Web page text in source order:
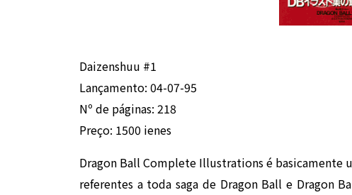
Daizenshuu #1
Lançamento: 04-07-95
Nº de páginas: 218
Preço: 1500 ienes
Dragon Ball Complete Illustrations é basicamente
referentes a toda saga de Dragon Ball e Dragon